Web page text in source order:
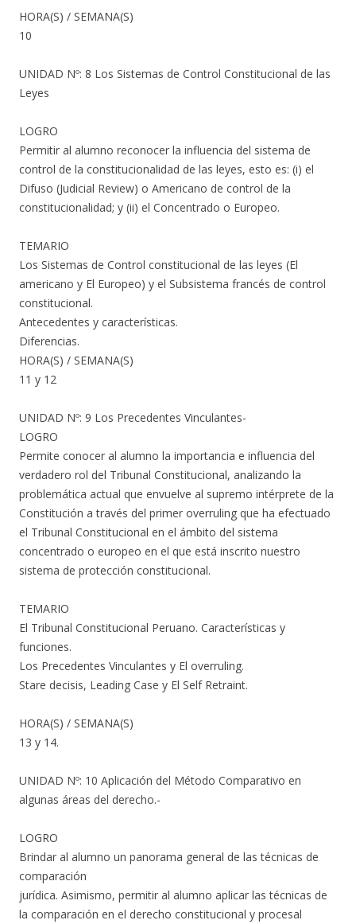
HORA(S) / SEMANA(S)
10
UNIDAD Nº: 8 Los Sistemas de Control Constitucional de las
Leyes
LOGRO
Permitir al alumno reconocer la influencia del sistema de
control de la constitucionalidad de las leyes, esto es: (i) el
Difuso (Judicial Review) o Americano de control de la
constitucionalidad; y (ii) el Concentrado o Europeo.
TEMARIO
Los Sistemas de Control constitucional de las leyes (El
americano y El Europeo) y el Subsistema francés de control
constitucional.
Antecedentes y características.
Diferencias.
HORA(S) / SEMANA(S)
11 y 12
UNIDAD Nº: 9 Los Precedentes Vinculantes-
LOGRO
Permite conocer al alumno la importancia e influencia del
verdadero rol del Tribunal Constitucional, analizando la
problemática actual que envuelve al supremo intérprete de la
Constitución a través del primer overruling que ha efectuado
el Tribunal Constitucional en el ámbito del sistema
concentrado o europeo en el que está inscrito nuestro
sistema de protección constitucional.
TEMARIO
El Tribunal Constitucional Peruano. Características y
funciones.
Los Precedentes Vinculantes y El overruling.
Stare decisis, Leading Case y El Self Retraint.
HORA(S) / SEMANA(S)
13 y 14.
UNIDAD Nº: 10 Aplicación del Método Comparativo en
algunas áreas del derecho.-
LOGRO
Brindar al alumno un panorama general de las técnicas de
comparación
jurídica. Asimismo, permitir al alumno aplicar las técnicas de
la comparación en el derecho constitucional y procesal